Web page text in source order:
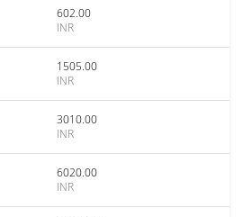
602.00
INR
1505.00
INR
3010.00
INR
6020.00
INR